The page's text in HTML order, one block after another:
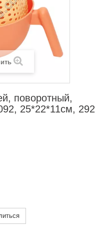
поворотный,
25*22*11см, 292